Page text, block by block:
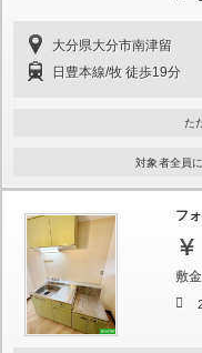
大分県大分市南津留
日豊本線/牧 徒歩19分
た
対象者全員に
フ
敷金